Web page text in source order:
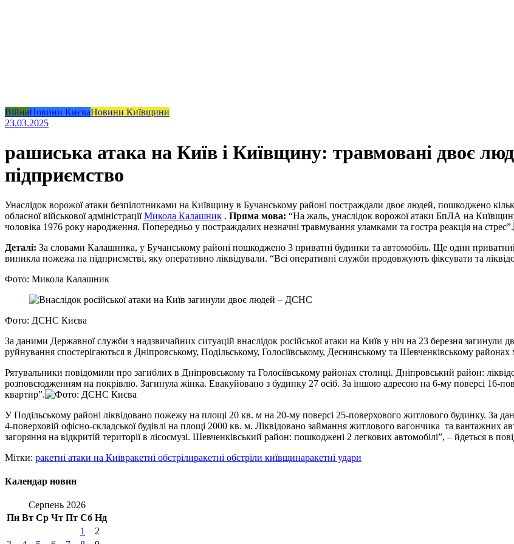
ВійнаНовини КиєваНовини Київщини
23.03.2025
рашиська атака на Київ і Київщину: травмовані двоє
підприємство
Унаслідок ворожої атаки безпілотниками на Київщину в Бучанському районі постраждали двоє людей, пошкоджено
обласної військової адміністраціїМикола Калашник . Пряма мова: “На жаль, унаслідок ворожої атаки БпЛА на
чоловіка 1976 року народження. Попередньо у постраждалих незначні травмування уламками та гостра реакція на стрес”.
Деталі: За словами Калашника, у Бучанському районі пошкоджено 3 приватні будинки та автомобіль. Ще один
виникла пожежа на підприємстві, яку оперативно ліквідували. “Всі оперативні служби продовжують фіксувати та
Фото: Микола Калашник
Фото: ДСНС Києва
За даними Державної служби з надзвичайних ситуацій внаслідок російської атаки на Київ у ніч на 23 березня загинули
руйнування спостерігаються в Дніпровському, Подільському, Голосіївському, Деснянському та Шевченківському районах
Рятувальники повідомили про загиблих в Дніпровському та Голосіївському районах столиці. Дніпровський район:
розповсюдженням на покрівлю. Загинула жінка. Евакуйовано з будинку 27 осіб. За іншою адресою на 6-му поверсі 16-
квартир”.
У Подільському районі ліквідовано пожежу на площі 20 кв. м на 20-му поверсі 25-поверхового житлового будинку. За
4-поверховій офісно-складської будівлі на площі 2000 кв. м. Ліквідовано займання житлового вагончика та вантажних
загоряння на відкритій території в лісосмузі. Шевченківський район: пошкоджені 2 легкових автомобілі”, – йдеться в
Мітки: ракетні атаки на Київракетні обстрілиракетні обстріли київщинаракетні удари
Календар новин
Серпень 2026
Пн Вт Ср Чт Пт Сб Нд
1
2